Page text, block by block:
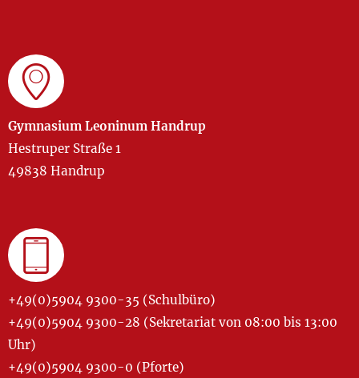
Gymnasium Leoninum Handrup
Hestruper Straße 1
49838 Handrup
+49(0)5904 9300-35 (Schulbüro)
+49(0)5904 9300-28 (Sekretariat von 08:00 bis 13:00
Uhr)
+49(0)5904 9300-0 (Pforte)